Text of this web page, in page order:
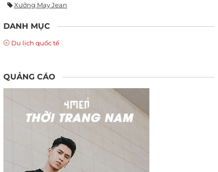
Xưởng May Jean
DANH MỤC
Du lịch quốc tế
QUẢNG CÁO